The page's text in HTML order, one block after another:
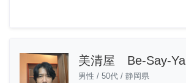
美清屋 Be-Say-Ya
男性 / 50代 / 静岡県